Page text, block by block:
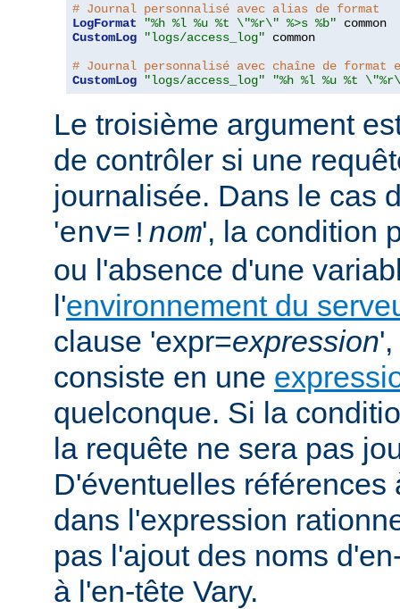
# Journal personnalisé avec alias de format
LogFormat
"%h %l %u %t \"%r\" %>s %b"
CustomLog
"logs/access_log" common
# Journal personnalisé avec chaîne de format
CustomLog
"logs/access_log" "%h %l %u %t
Le troisième argument
de contrôler si une
journalisée. Dans le cas
'env=! nom', la condition
ou l'absence d'une
l'environnement du
clause 'expr=expression
consiste en une
quelconque. Si la
la requête ne sera pas
D'éventuelles références
dans l'expression
pas l'ajout des noms
à l'en-tête Vary.